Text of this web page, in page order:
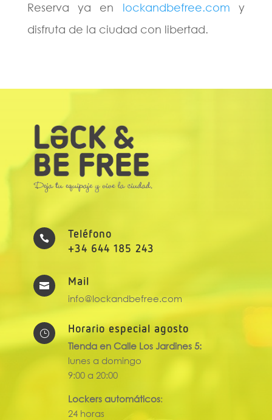
Reserva ya en lockandbefree.com y
disfruta de la ciudad con libertad.

Teléfono
+34 644 185 243
 Mail
info@lockandbefree.com
} Horario especial agosto
Tienda en Calle Los Jardines 5:
lunes a domingo
9:00 a 20:00
Lockers automáticos:
24 horas